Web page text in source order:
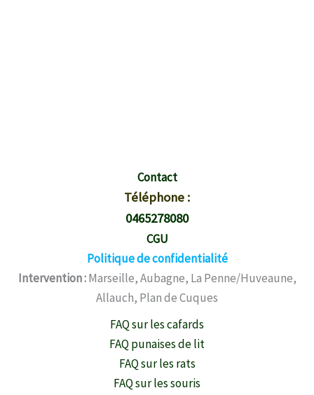
Téléphonez Maintenant !
Contact
Téléphone :
0465278080
CGU
Politique de confidentialité
Intervention :Marseille, Aubagne, La Penne/Huveaune,
Allauch, Plan de Cuques
FAQ sur les cafards
FAQ punaises de lit
FAQ sur les rats
FAQ sur les souris